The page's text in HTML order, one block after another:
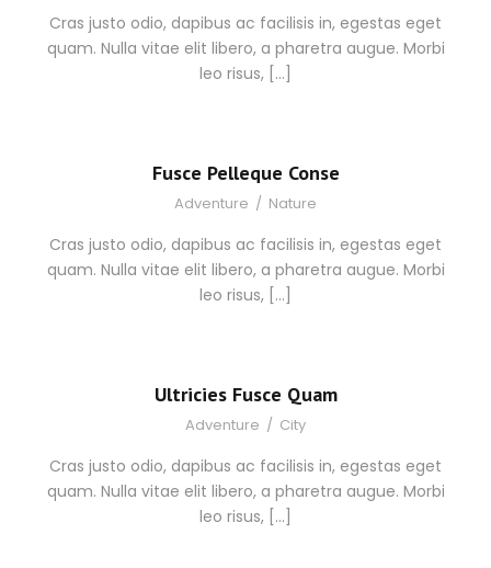
Cras justo odio, dapibus ac facilisis in, egestas eget
quam. Nulla vitae elit libero, a pharetra augue. Morbi
leo risus, […]
Fusce Pelleque Conse
Adventure / Nature
Cras justo odio, dapibus ac facilisis in, egestas eget
quam. Nulla vitae elit libero, a pharetra augue. Morbi
leo risus, […]
Ultricies Fusce Quam
Adventure / City
Cras justo odio, dapibus ac facilisis in, egestas eget
quam. Nulla vitae elit libero, a pharetra augue. Morbi
leo risus, […]